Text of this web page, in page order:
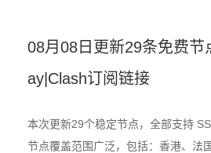
08月08日更新29条免费
ay|Clash订阅链接
本次更新29个稳定节点，全部支持
节点覆盖范围广泛，包括：香港、法